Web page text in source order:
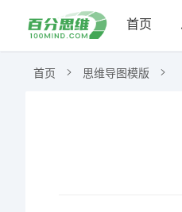
首页
首页 思维导图模版